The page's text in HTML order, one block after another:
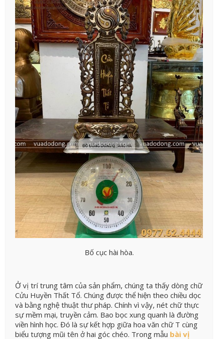
Bố cục hài hòa.
Ở vị trí trung tâm của sản phẩm, chúng ta thấy dòng chữ
Cửu Huyền Thất Tổ. Chúng được thể hiện theo chiều dọc
và bằng nghệ thuật thư pháp. Chính vì vậy, nét chữ thực
sự mềm mại, truyền cảm. Bao bọc xung quanh là đường
viền hình học. Đó là sự kết hợp giữa hoa văn chữ T cùng
biểu tượng mũi tên ở hai góc chéo. Trong mẫu bài vị